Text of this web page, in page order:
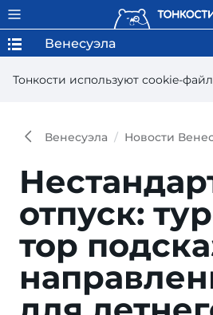
Тонкости используют сookie-
Венесуэла
Венесуэла Новости
отпуск:
тор